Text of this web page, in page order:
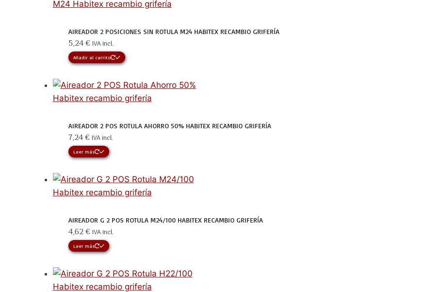
AIREADOR 2 POSICIONES SIN ROTULA M24 HABITEX RECAMBIO GRIFERÍA
5,24€ IVA incl.
Añadir al carrito
AIREADOR 2 POS ROTULA AHORRO 50% HABITEX RECAMBIO GRIFERÍA
7,24€ IVA incl.
Leer más
AIREADOR G 2 POS ROTULA M24/100 HABITEX RECAMBIO GRIFERÍA
4,62€ IVA incl.
Leer más